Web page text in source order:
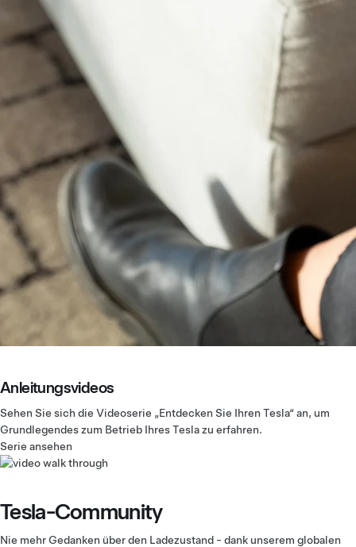
Anleitungsvideos
Sehen Sie sich die Videoserie „Entdecken Sie Ihren Tesla“ an, um
Grundlegendes zum Betrieb Ihres Tesla zu erfahren.
Serie ansehen
Tesla-Community
Nie mehr Gedanken über den Ladezustand - dank unserem globalen